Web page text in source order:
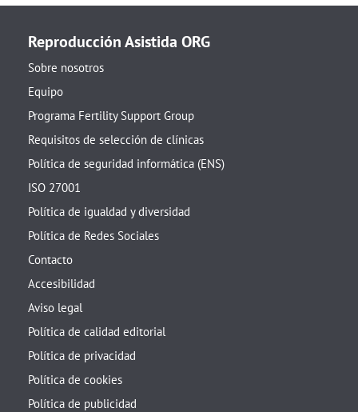
Reproducción Asistida ORG
Sobre nosotros
Equipo
Programa Fertility Support Group
Requisitos de selección de clínicas
Política de seguridad informática (ENS)
ISO 27001
Política de igualdad y diversidad
Política de Redes Sociales
Contacto
Accesibilidad
Aviso legal
Política de calidad editorial
Política de privacidad
Política de cookies
Política de publicidad